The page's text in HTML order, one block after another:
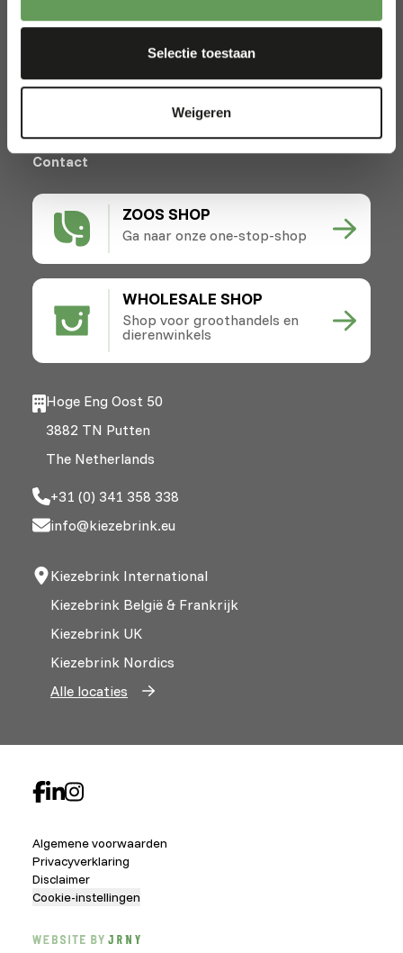
Selectie toestaan
Weigeren
ZOOS SHOP
Ga naar onze one-stop-shop
WHOLESALE SHOP
Shop voor groothandels en
dierenwinkels
Afhalen en bezorgen
Contact
Hoge Eng Oost 50
3882 TN Putten
The Netherlands
+31 (0) 341 358 338
info@kiezebrink.eu
Kiezebrink International
Kiezebrink België & Frankrijk
Kiezebrink UK
Kiezebrink Nordics
Alle locaties
Algemene voorwaarden
Privacyverklaring
Disclaimer
Cookie-instellingen